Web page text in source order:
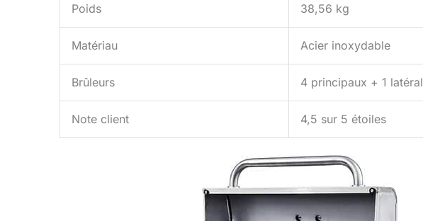
Poids 38,56 kg
Matériau Acier inoxydable
Brûleurs 4 principaux + 1 latéral
Note client 4,5 sur 5 étoiles